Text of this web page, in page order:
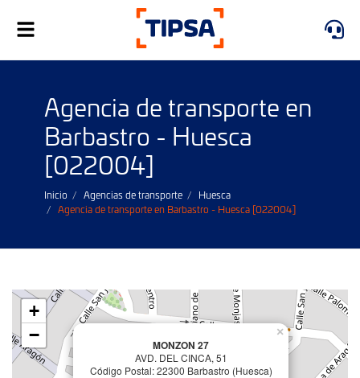
Alternar
navegación
Agencia de transporte en
Barbastro - Huesca
[022004]
Inicio Agencias de transporte
Huesca
Agencia de transporte en Barbastro - Huesca [022004]
MONZON 27
AVD. DEL CINCA, 51
Código Postal: 22300 Barbastro (Huesca)
×
+
−